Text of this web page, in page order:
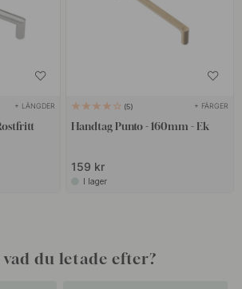
+ LÄNGDER 5 + FÄRGER
Handtag Punto - 160mm - Ek
159 kr
I lager
du letade efter?